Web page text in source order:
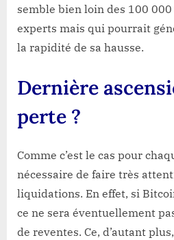
semble bien loin des 100
experts mais qui pourrait
la rapidité de sa hausse.
Dernière
perte ?
Comme c’est le cas pour
nécessaire de faire très
liquidations. En effet, si
ce ne sera éventuellement
de reventes. Ce, d’autant